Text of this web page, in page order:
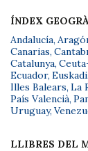
ÍNDEX
Andalucía,
Canarias,
Catalunya,
Ecuador, Euskadi,
Illes Balears, La
País Valencià,
Uruguay,
LLIBRES DEL